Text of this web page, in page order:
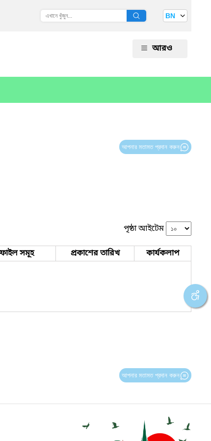
BN
আরও
আপনার মতামত প্রদান করুন
পৃষ্ঠা আইটেম
সমূহ প্রকাশের তারিখ কার্যকলাপ
আপনার মতামত প্রদান করুন